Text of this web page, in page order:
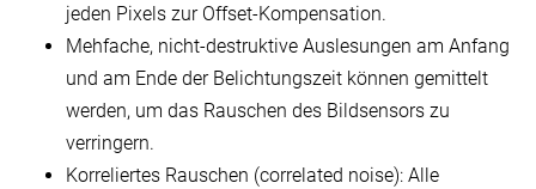
jeden Pixels zur Offset-Kompensation.
Mehfache, nicht-destruktive Auslesungen am Anfang
und am Ende der Belichtungszeit können gemittelt
werden, um das Rauschen des Bildsensors zu
verringern.
Korreliertes Rauschen (correlated noise): Alle